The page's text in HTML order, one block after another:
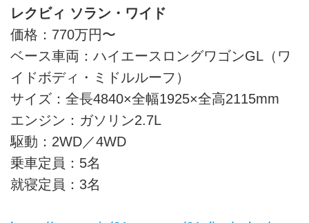
レクビィ ソラン・ワイド
価格：770万円〜
ベース車両：ハイエースロングワゴンGL（ワ
イドボディ・ミドルルーフ）
サイズ：全長4840×全幅1925×全高2115mm
エンジン：ガソリン2.7L
駆動：2WD／4WD
乗車定員：5名
就寝定員：3名